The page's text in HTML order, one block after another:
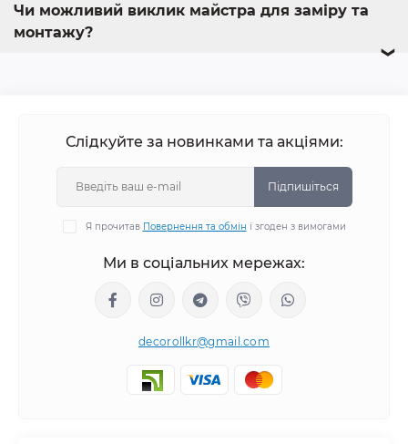
Чи можливий виклик майстра для заміру та
монтажу?
❯
Слідкуйте за новинками та акціями:
Підпишіться
Я прочитав Повернення та обмін і згоден з вимогами
Ми в соціальних мережах:
decorollkr@gmail.com